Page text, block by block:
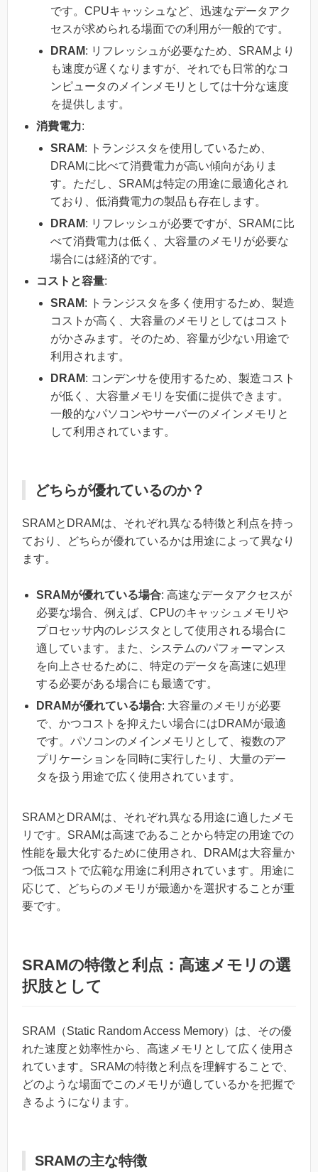
です。CPUキャッシュなど、迅速なデータアク
セスが求められる場面での利用が一般的です。
DRAM: リフレッシュが必要なため、SRAMより
も速度が遅くなりますが、それでも日常的なコ
ンピュータのメインメモリとしては十分な速度
を提供します。
消費電力:
SRAM: トランジスタを使用しているため、
DRAMに比べて消費電力が高い傾向がありま
す。ただし、SRAMは特定の用途に最適化され
ており、低消費電力の製品も存在します。
DRAM: リフレッシュが必要ですが、SRAMに比
べて消費電力は低く、大容量のメモリが必要な
場合には経済的です。
コストと容量:
SRAM: トランジスタを多く使用するため、製造
コストが高く、大容量のメモリとしてはコスト
がかさみます。そのため、容量が少ない用途で
利用されます。
DRAM: コンデンサを使用するため、製造コスト
が低く、大容量メモリを安価に提供できます。
一般的なパソコンやサーバーのメインメモリと
して利用されています。
どちらが優れているのか？
SRAMとDRAMは、それぞれ異なる特徴と利点を持っ
ており、どちらが優れているかは用途によって異なり
ます。
SRAMが優れている場合: 高速なデータアクセスが
必要な場合、例えば、CPUのキャッシュメモリや
プロセッサ内のレジスタとして使用される場合に
適しています。また、システムのパフォーマンス
を向上させるために、特定のデータを高速に処理
する必要がある場合にも最適です。
DRAMが優れている場合: 大容量のメモリが必要
で、かつコストを抑えたい場合にはDRAMが最適
です。パソコンのメインメモリとして、複数のア
プリケーションを同時に実行したり、大量のデー
タを扱う用途で広く使用されています。
SRAMとDRAMは、それぞれ異なる用途に適したメモ
リです。SRAMは高速であることから特定の用途での
性能を最大化するために使用され、DRAMは大容量か
つ低コストで広範な用途に利用されています。用途に
応じて、どちらのメモリが最適かを選択することが重
要です。
SRAMの特徴と利点：高速メモリの選
択肢として
SRAM（Static Random Access Memory）は、その優
れた速度と効率性から、高速メモリとして広く使用さ
れています。SRAMの特徴と利点を理解することで、
どのような場面でこのメモリが適しているかを把握で
きるようになります。
SRAMの主な特徴